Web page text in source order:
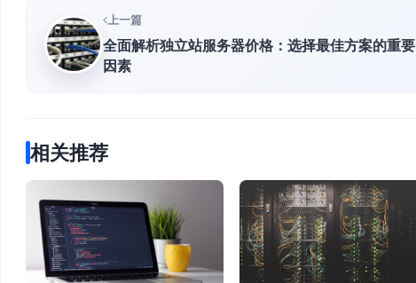
上一篇
全面解析独立站服务器价格：选择最佳方案的重要
因素
相关推荐